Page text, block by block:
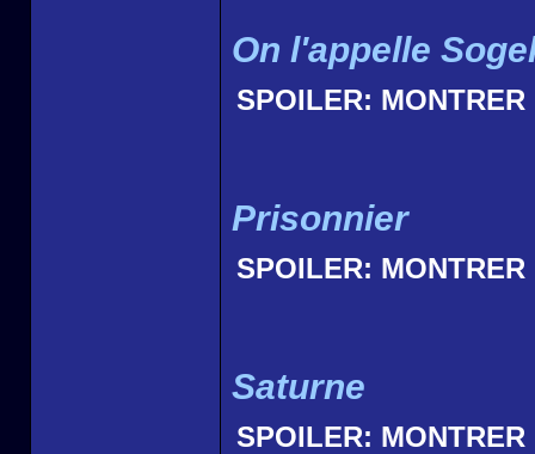
On l'appelle
SPOILER: MONTRER
Prisonnier
SPOILER: MONTRER
Saturne
SPOILER: MONTRER